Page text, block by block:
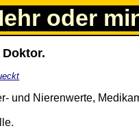
oder
und Nierenwerte,